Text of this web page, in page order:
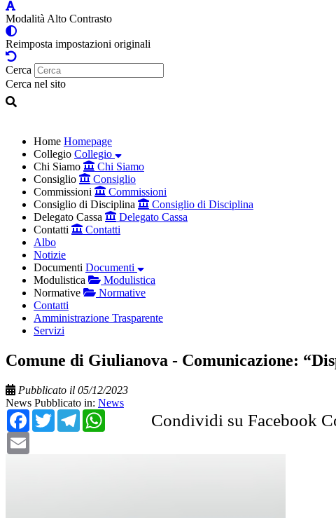
Modalità Alto Contrasto
Reimposta impostazioni originali
Cerca
Cerca nel sito
Home Homepage
Collegio Collegio
Chi Siamo
Chi Siamo
Consiglio
Consiglio
Commissioni
Commissioni
Consiglio di Disciplina
Consiglio di Disciplina
Delegato Cassa
Delegato Cassa
Contatti
Contatti
Albo
Notizie
Documenti Documenti
Modulistica
Modulistica
Normative
Normative
Contatti
Amministrazione Trasparente
Servizi
Comune di Giulianova - Comunicazione:
Pubblicato il 05/12/2023
News Pubblicato in: News
Condividi su Facebook
Facebook
TwitterTelegram
WhatsApp
Email